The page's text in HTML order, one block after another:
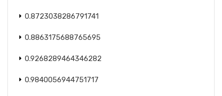
0.8723038286791741
0.8863175688765695
0.9268289464346282
0.9840056944751717